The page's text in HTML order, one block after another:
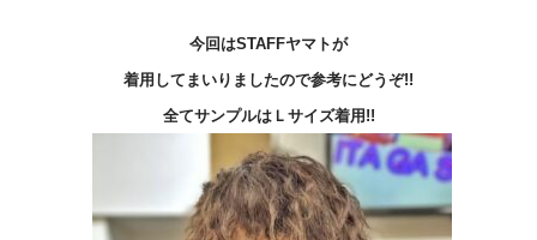
今回はSTAFFヤマトが
着用してまいりましたので参考にどうぞ!!
全てサンプルはＬサイズ着用!!